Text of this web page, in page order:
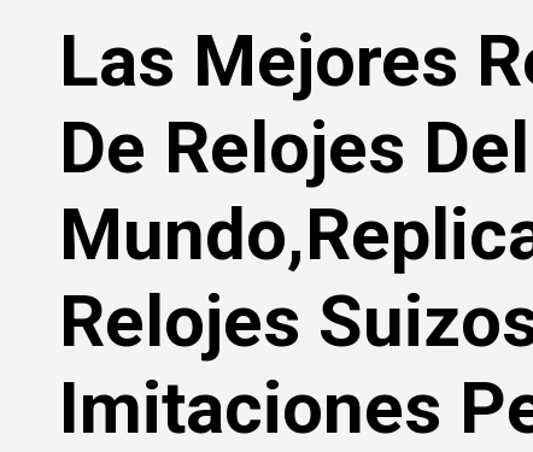
contenidoLas Mejores
De Relojes Del
Relojes
Imitaciones